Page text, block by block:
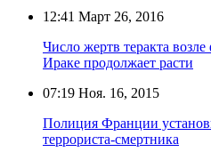
12:41 Март 26, 2016
Число жертв теракта
Ираке продолжает расти
07:19 Ноя. 16, 2015
Полиция Франции
террориста-смертника